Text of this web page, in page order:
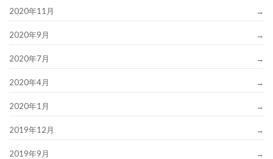
2020年11月
2020年9月
2020年7月
2020年4月
2020年1月
2019年12月
2019年9月